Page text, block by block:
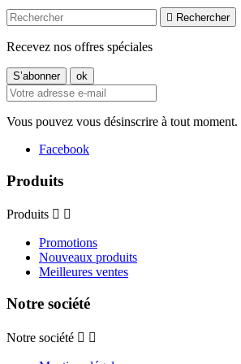
 Rechercher
Recevez nos offres spéciales
Vous pouvez vous désinscrire à tout
Facebook
Produits
Produits  
Promotions
Nouveaux produits
Meilleures ventes
Notre société
Notre société  